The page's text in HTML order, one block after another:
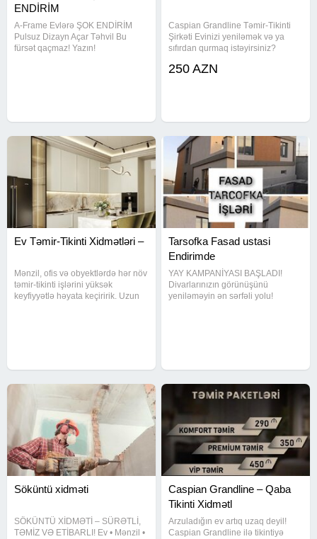
ENDİRİM
A-Frame Evlərə ŞOK ENDİRİM
Pulsuz Dizayn Açar Təhvil Bu
fürsət qaçmaz! Yazın!
Caspian Grandline Təmir-Tikinti
Şirkəti Evinizi yeniləmək və ya
sıfırdan qurmaq istəyirsiniz?
təmir-tikinti işlərini 0-dan tam hazır
250 AZN
Ev Təmir-Tikinti Xidmətləri –
Mənzil, ofis və obyektlərdə hər növ
təmir-tikinti işlərini yüksək
keyfiyyətlə həyata keçiririk. Uzun
Tarsofka Fasad ustasi
Endirimde
YAY KAMPANİYASI BAŞLADI!
Divarlarınızın görünüşünü
yeniləməyin ən sərfəli yolu!
Söküntü xidməti
SÖKÜNTÜ XİDMƏTİ – SÜRƏTLİ,
TƏMİZ VƏ ETİBARLI! Ev • Mənzil •
Caspian Grandline – Qaba
Tikinti Xidmətl
Arzuladığın ev artıq uzaq deyil!
Caspian Grandline ilə tikintiyə